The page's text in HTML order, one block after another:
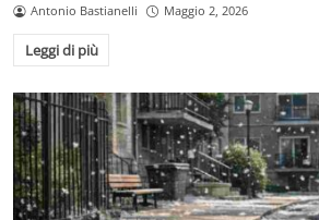
Antonio Bastianelli Maggio 2, 2026
Leggi di più